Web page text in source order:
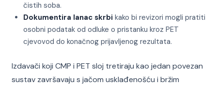
čistih soba.
Dokumentira lanac skrbi kako bi revizori mogli pratiti
osobni podatak od odluke o pristanku kroz PET
cjevovod do konačnog prijavljenog rezultata.
Izdavači koji CMP i PET sloj tretiraju kao jedan povezan
sustav završavaju s jačom usklađenošću i bržim